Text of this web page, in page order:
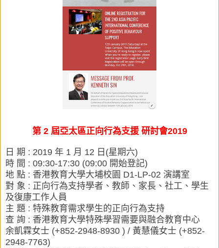
第 2 屆亞太區正向行為支援 研討會2019
日 期 : 2019 年 1 月 12 日(星期六)
時 間 : 09:30-17:30 (09:00 開始登記)
地 點 : 香港教育大學大埔校園 D1-LP-02 演講室
對 象 : 正向行為支持學者、教師、家長、社工、學生
及復康工作人員
主 題 : 特殊教育需求學生的正向行為支持
查 詢 : 香港教育大學特殊學習需要與融合教育中心
余凱霖女士 (+852-2948-8930 ) / 黃慧儀女士 (+852-
2948-7763)